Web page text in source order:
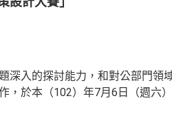
深入的探討能力，和對公部門領
，於本（102）年7月6日（週六